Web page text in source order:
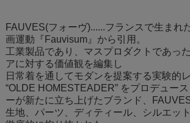
FAUVES(フォーヴ)......フランスで生まれ
画運動『Fauvisum』から引用。
工業製品であり、マスプロダクトであっ
アに対する価値観を編集し
日常着を通してモダンを提案する実験的
“OLDE HOMESTEADER” をプロデュー
ーが新たに立ち上げたブランド、
生地、パーツ、ディティール、シルエッ